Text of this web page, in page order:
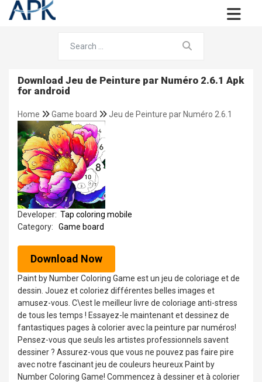
Download Jeu de Peinture par Numéro 2.6.1 Apk
for android
Home Game board Jeu de Peinture par Numéro 2.6.1
Developer: Tap coloring mobile
Category:
Game board
Download Now
Paint by Number Coloring Game est un jeu de coloriage et de
dessin. Jouez et coloriez différentes belles images et
amusez-vous. C\est le meilleur livre de coloriage anti-stress
de tous les temps ! Essayez-le maintenant et dessinez de
fantastiques pages à colorier avec la peinture par numéros!
Pensez-vous que seuls les artistes professionnels savent
dessiner ? Assurez-vous que vous ne pouvez pas faire pire
avec notre fascinant jeu de couleurs heureux Paint by
Number Coloring Game! Commencez à dessiner et à colorier